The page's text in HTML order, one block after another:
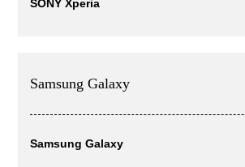
SONY Xperia
Samsung Galaxy
Samsung Galaxy